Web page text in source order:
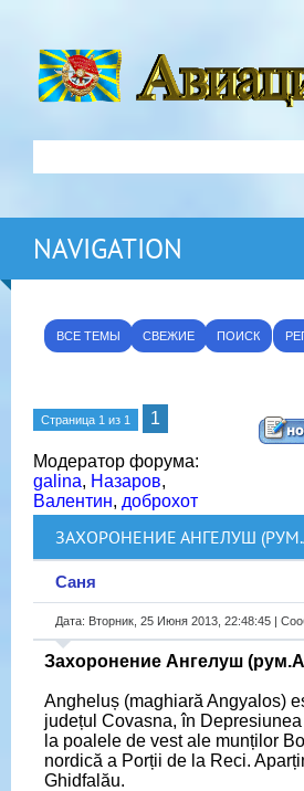
NAVIGATION
ВСЕ ТЕМЫ СВЕЖИЕ ПОИСК
Страница 1 из 1 1
Модератор форума:
galina, Назаров,
Валентин, доброхот
ЗАХОРОНЕНИЕ АНГЕЛУШ
Саня
Дата: Вторник, 25 Июня 2013, 22:48:45 |
Захоронение Ангелуш
Angheluș (maghiară Angyalos)
județul Covasna, în
la poalele de vest ale munților
nordică a Porții de la Reci.
Ghidfalău.